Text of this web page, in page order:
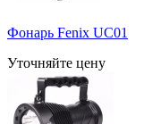
Фонарь Fenix UC01
Уточняйте цену